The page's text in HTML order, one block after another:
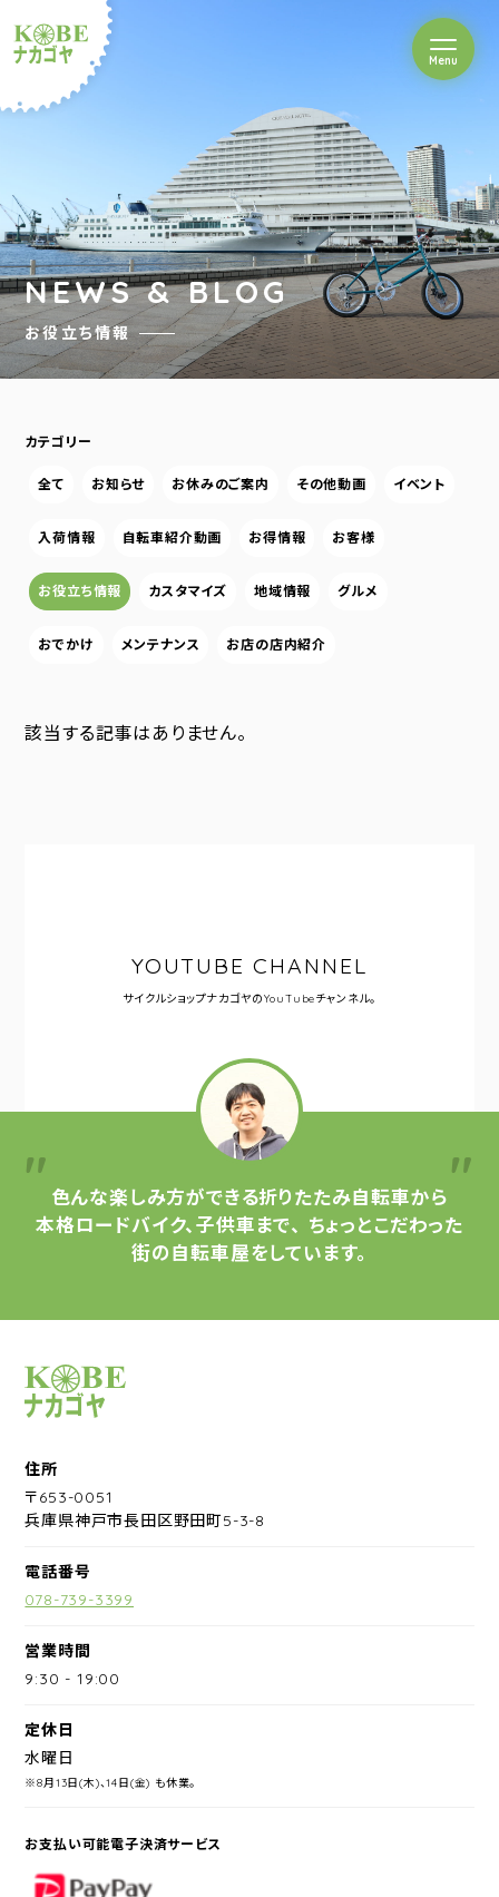
ルショップナカゴヤ
Menuを開閉
NEWS & BLOG
お役立ち情報
カテゴリー
全て お知らせ お休みのご案内 その他動画 イベント
入荷情報 自転車紹介動画 お得情報 お客様
お役立ち情報 カスタマイズ 地域情報 グルメ
おでかけ メンテナンス お店の店内紹介
該当する記事はありません。
YOUTUBE CHANNEL
サイクルショップナカゴヤのYouTubeチャンネル。
色んな楽しみ方ができる折りたたみ自転車から
本格ロードバイク、子供車まで、 ちょっとこだわった
街の自転車屋をしています。
サイクルショップナカゴヤ
住所
〒653-0051
兵庫県神戸市長田区野田町5-3-8
電話番号
078-739-3399
営業時間
9:30 -19:00
定休日
水曜日
※8月13日(木)、14日(金) も休業。
お支払い可能電子決済サービス
PayPay